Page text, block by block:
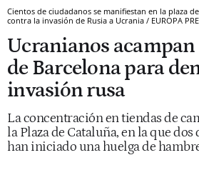
Cientos de ciudadanos se manifiestan en la plaza
contra la invasión de Rusia a Ucrania / EUROPA
Ucranianos
de Barcelona para
invasión rusa
La concentración en tiendas de
la Plaza de Cataluña, en la que
han iniciado una huelga de